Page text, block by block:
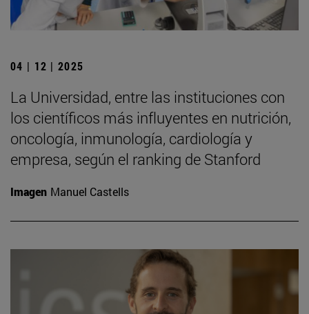
04 | 12 | 2025
La Universidad, entre las instituciones con
los científicos más influyentes en nutrición,
oncología, inmunología, cardiología y
empresa, según el ranking de Stanford
Imagen Manuel Castells